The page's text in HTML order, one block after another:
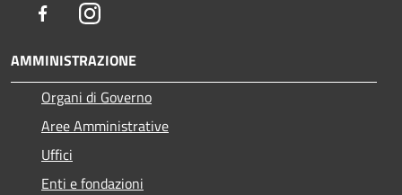
FacebookInstagram
AMMINISTRAZIONE
Organi di Governo
Aree Amministrative
Uffici
Enti e fondazioni